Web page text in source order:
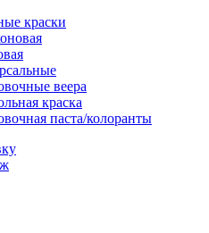
краски
веера
краска
паста/колоранты